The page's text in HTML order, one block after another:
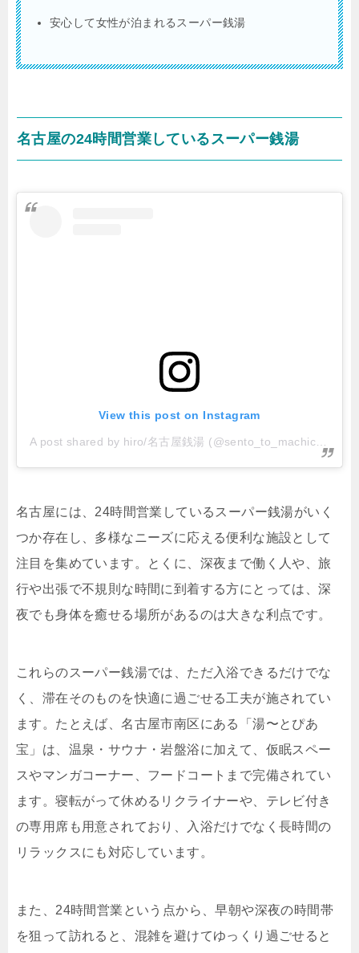
安心して女性が泊まれるスーパー銭湯
名古屋の24時間営業しているスーパー銭湯
View this post on Instagram
名古屋には、24時間営業しているスーパー銭湯がいく
つか存在し、多様なニーズに応える便利な施設として
注目を集めています。とくに、深夜まで働く人や、旅
行や出張で不規則な時間に到着する方にとっては、深
夜でも身体を癒せる場所があるのは大きな利点です。
これらのスーパー銭湯では、ただ入浴できるだけでな
く、滞在そのものを快適に過ごせる工夫が施されてい
ます。たとえば、名古屋市南区にある「湯〜とぴあ
宝」は、温泉・サウナ・岩盤浴に加えて、仮眠スペー
スやマンガコーナー、フードコートまで完備されてい
ます。寝転がって休めるリクライナーや、テレビ付き
の専用席も用意されており、入浴だけでなく長時間の
リラックスにも対応しています。
また、24時間営業という点から、早朝や深夜の時間帯
を狙って訪れると、混雑を避けてゆっくり過ごせると